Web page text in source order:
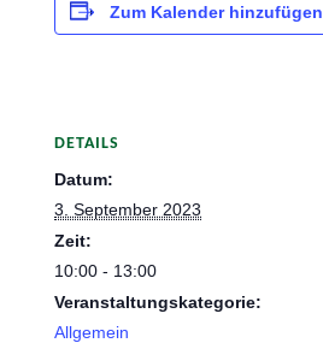
Zum Kalender hinzufügen
DETAILS
Datum:
3. September 2023
Zeit:
10:00 - 13:00
Veranstaltungskategorie:
Allgemein